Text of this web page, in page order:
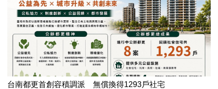
台南都更首創容積調派 無償換得1293戶社宅